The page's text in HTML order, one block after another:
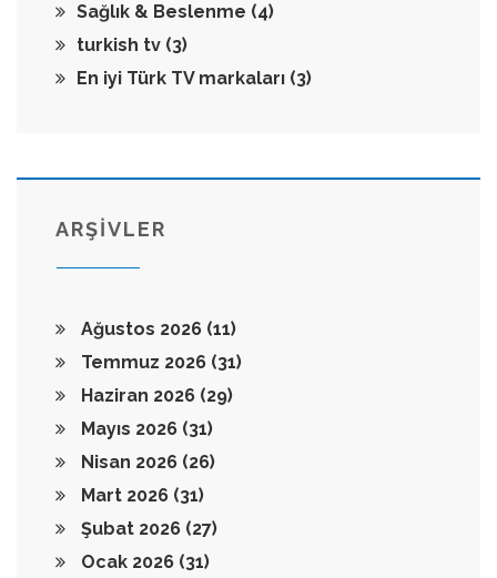
Sağlık & Beslenme (4)
turkish tv (3)
En iyi Türk TV markaları (3)
ARŞİVLER
Ağustos 2026 (11)
Temmuz 2026 (31)
Haziran 2026 (29)
Mayıs 2026 (31)
Nisan 2026 (26)
Mart 2026 (31)
Şubat 2026 (27)
Ocak 2026 (31)